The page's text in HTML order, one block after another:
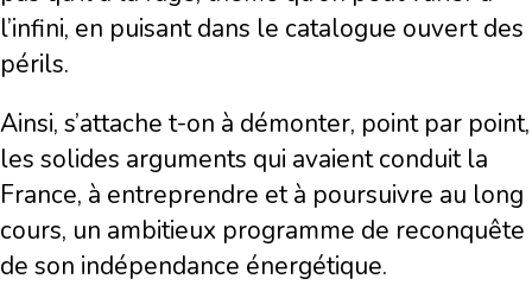
l’infini, en puisant dans le catalogue ouvert des
périls.
Ainsi, s’attache t-on à démonter, point par point,
les solides arguments qui avaient conduit la
France, à entreprendre et à poursuivre au long
cours, un ambitieux programme de reconquête
de son indépendance énergétique.